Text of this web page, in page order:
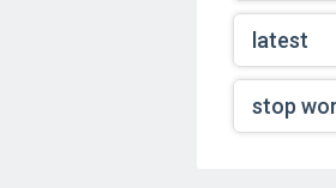
latest
stop